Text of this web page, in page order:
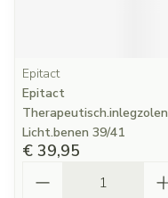
Epitact
Epitact
Therapeutisch.inlegzolen
Licht.benen 39/41
€ 39,95